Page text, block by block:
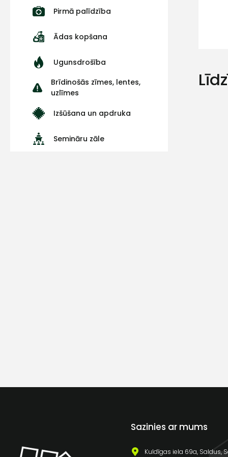
Pirmā palīdzība
Ādas kopšana
Ugunsdrošība
Brīdinošās zīmes, lentes,
uzlīmes
Izšūšana un apdruka
Semināru zāle
Sazinies ar mums
Kuldīgas iela 69a, Saldus,